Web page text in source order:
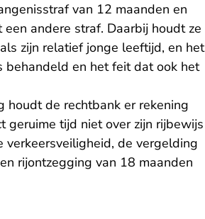
van 12 maanden en
andere straf. Daarbij houdt ze
zijn relatief jonge leeftijd, en het
en het feit dat ook het
houdt de rechtbank er rekening
geruime tijd niet over zijn rijbewijs
verkeersveiligheid, de vergelding
rijontzegging van 18 maanden